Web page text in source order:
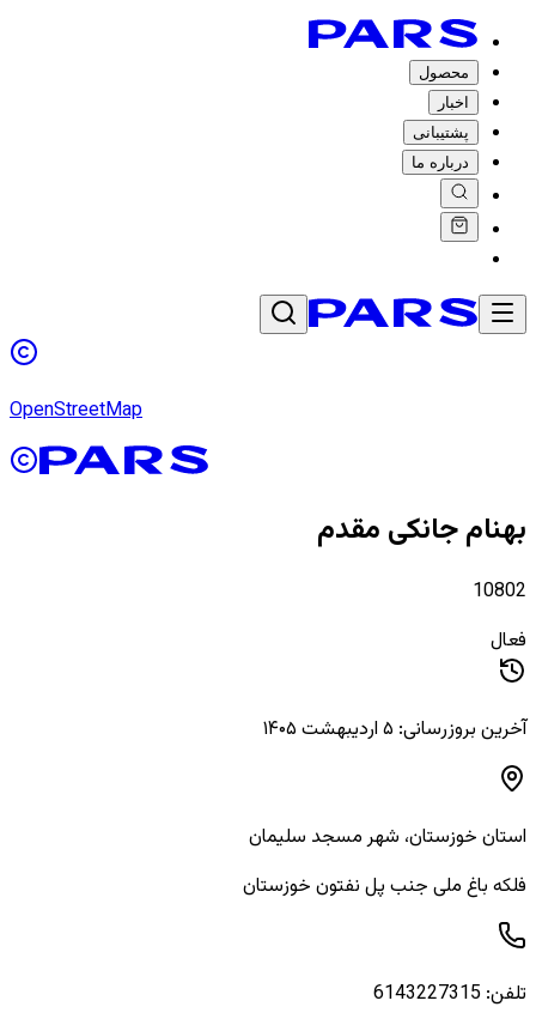
محصول
اخبار
پشتیبانی
درباره ما
OpenStreetMap
بهنام جانکی مقدم
10802
فعال
آخرین بروزرسانی: ۵ اردیبهشت ۱۴۰۵
استان خوزستان، شهرمسجد سلیمان
فلکه باغ ملی جنب پل نفتون خوزستان
تلفن: 6143227315